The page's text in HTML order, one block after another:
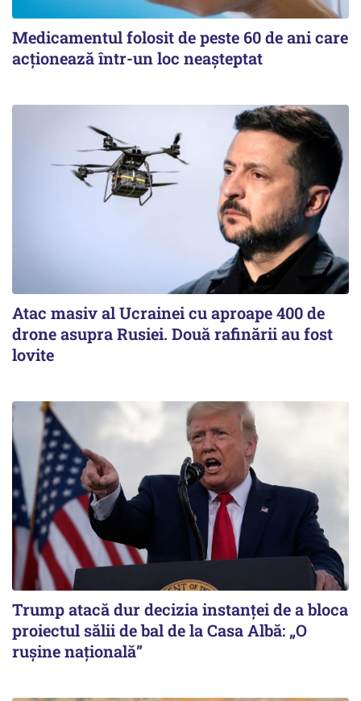
Medicamentul folosit de peste 60 de ani care
acționează într-un loc neașteptat
Atac masiv al Ucrainei cu aproape 400 de
drone asupra Rusiei. Două rafinării au fost
lovite
Trump atacă dur decizia instanţei de a bloca
proiectul sălii de bal de la Casa Albă: „O
ruşine naţională”